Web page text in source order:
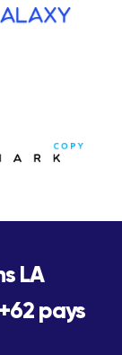
LA
pays